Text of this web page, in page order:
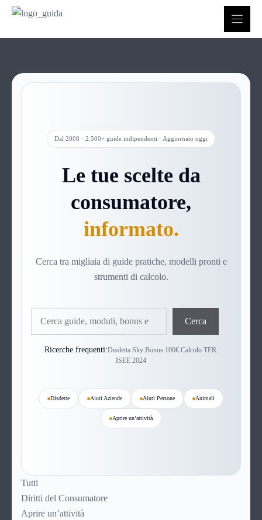
contenuto
Dal 2008 · 2.500+ guide indipendenti · Aggiornato oggi
Le tue scelte da
consumatore,
informato.
Cerca tra migliaia di guide pratiche, modelli pronti e
strumenti di calcolo.
Cerca
Ricerche frequenti:Disdetta Sky.Bonus 100€.Calcolo TFR.
ISEE 2024
Disdette Aiuti Aziende Aiuti Persone Animali
Aprire un’attività
Tutti
Diritti del Consumatore
Aprire un’attività